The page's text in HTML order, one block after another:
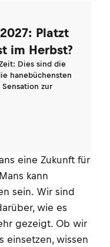
Platzt
im Herbst?
Dies sind die
hanebüchensten
zur
eine Zukunft für
kann
sein. Wir sind
wie es
gezeigt. Ob wir
einsetzen, wissen